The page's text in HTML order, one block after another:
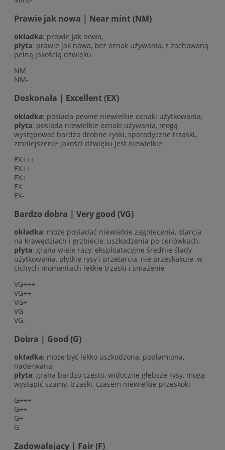
Prawie jak nowa | Near mint (NM)
okładka: prawie jak nowa,
płyta: prawie jak nowa, bez oznak używania, z zachowaną
pełną jakością dźwięku
NM
NM-
Doskonała | Excellent (EX)
okładka: posiada pewne niewielkie oznaki użytkowania,
płyta: posiada niewielkie oznaki używania, mogą
występować bardzo drobne ryski, sporadyczne trzaski,
zmniejszenie jakości dźwięku jest niewielkie
EX+++
EX++
EX+
EX
EX-
Bardzo dobra | Very good (VG)
okładka: może posiadać niewielkie zagniecenia, otarcia
na krawędziach i grzbiecie, uszkodzenia po cenówkach,
płyta: grana wiele razy, eksploatacyjne średnie ślady
użytkowania, płytkie rysy i przetarcia, nie przeskakuje, w
cichych momentach lekkie trzaski i smażenie
VG+++
VG++
VG+
VG
VG-
Dobra | Good (G)
okładka: może być lekko uszkodzona, poplamiona,
naderwana,
płyta: grana bardzo często, widoczne głębsze rysy, mogą
wystąpić szumy, trzaski, czasem niewielkie przeskoki
G+++
G++
G+
G
Zadowalający | Fair (F)